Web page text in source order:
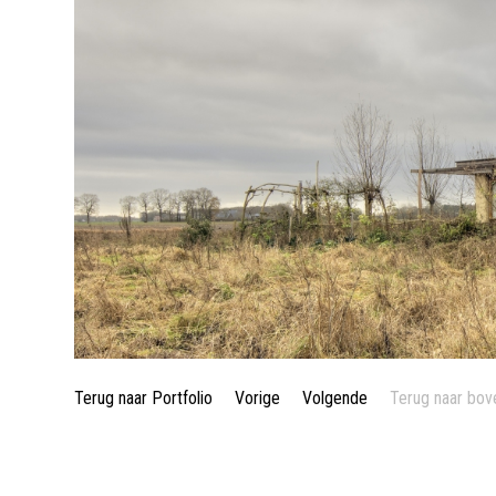
Terug naar Portfolio Vorige Volgende Terug naar